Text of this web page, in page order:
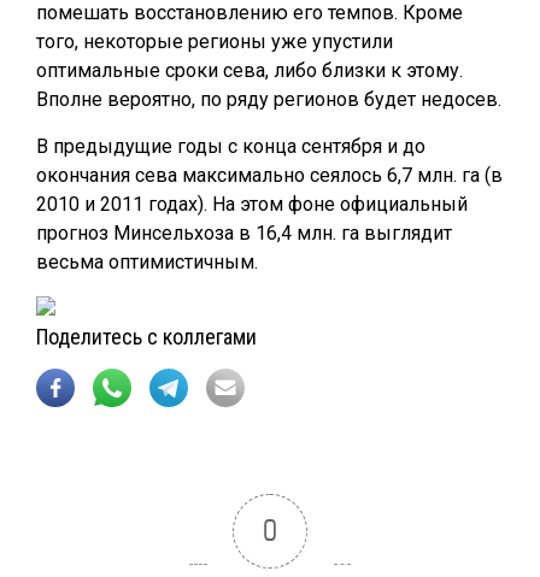
помешать восстановлению его темпов. Кроме
того, некоторые регионы уже упустили
оптимальные сроки сева, либо близки к этому.
Вполне вероятно, по ряду регионов будет недосев.
В предыдущие годы с конца сентября и до
окончания сева максимально сеялось 6,7 млн. га (в
2010 и 2011 годах). На этом фоне официальный
прогноз Минсельхоза в 16,4 млн. га выглядит
весьма оптимистичным.
Поделитесь с коллегами
0